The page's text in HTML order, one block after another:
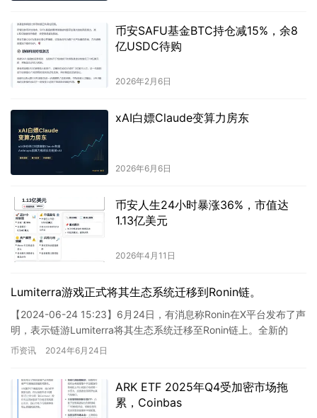
币安SAFU基金BTC持仓减15%，余8
亿USDC待购
2026年2月6日
xAI白嫖Claude变算力房东
2026年6月6日
币安人生24小时暴涨36%，市值达
1.13亿美元
2026年4月11日
Lumiterra游戏正式将其生态系统迁移到Ronin链。
【2024-06-24 15:23】6月24日，有消息称Ronin在X平台发布了声
明，表示链游Lumiterra将其生态系统迁移至Ronin链上。全新的
MMORPG即将登陆Roni…
币资讯 2024年6月24日
ARK ETF 2025年Q4受加密市场拖
累，Coinbas